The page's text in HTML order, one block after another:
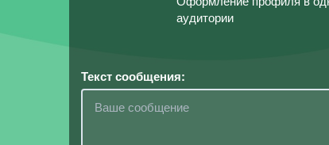
аудитории
Текст сообщения: